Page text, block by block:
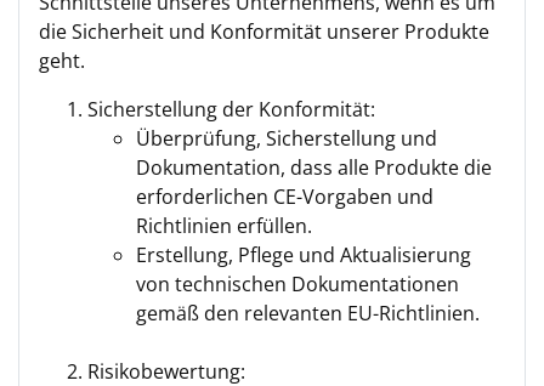
die Sicherheit und Konformität unserer Produkte
geht.
Sicherstellung der Konformität:
Überprüfung, Sicherstellung und
Dokumentation, dass alle Produkte die
erforderlichen CE-Vorgaben und
Richtlinien erfüllen.
Erstellung, Pflege und Aktualisierung
von technischen Dokumentationen
gemäß den relevanten EU-Richtlinien.
Risikobewertung: